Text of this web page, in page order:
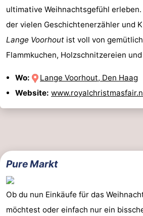
ultimative Weihnachtsgefühl
der vielen Geschichtenerzähler und
Lange Voorhout ist voll von
Flammkuchen, Holzschnitzereien
Wo:
Lange Voorhout, Den Haag
Website:
Pure Markt
Ob du nun Einkäufe für das
möchtest oder einfach nur ein